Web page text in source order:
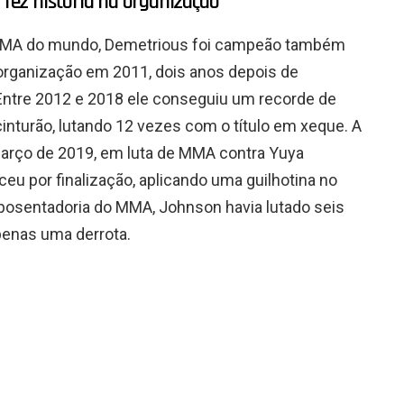
do mundo, Demetrious foi campeão também
em 2011, dois anos depois de
2012 e 2018 ele conseguiu um recorde de
lutando 12 vezes com o título em xeque. A
de 2019, em luta de MMA contra Yuya
por finalização, aplicando uma guilhotina no
do MMA, Johnson havia lutado seis
uma derrota.